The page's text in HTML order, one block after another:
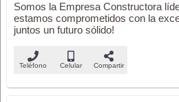
Somos la Empresa Constructora
estamos comprometidos con la
juntos un futuro sólido!
Teléfono Celular Compartir